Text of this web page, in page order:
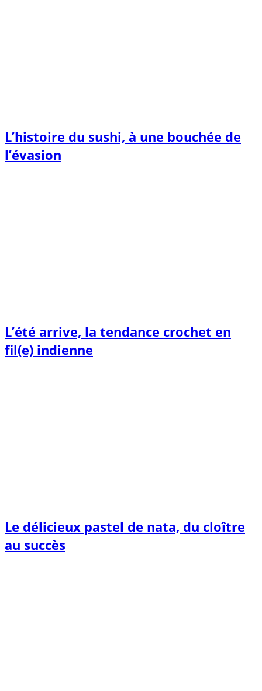
L’histoire du sushi, à une bouchée de
l’évasion
L’été arrive, la tendance crochet en
fil(e) indienne
Le délicieux pastel de nata, du cloître
au succès